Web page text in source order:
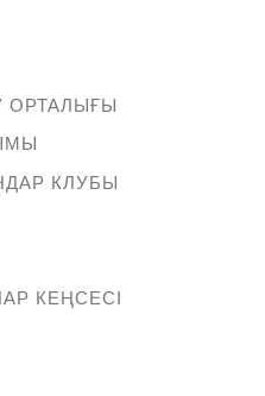
ОРТАЛЫҒЫ
КЛУБЫ
КЕҢСЕСІ